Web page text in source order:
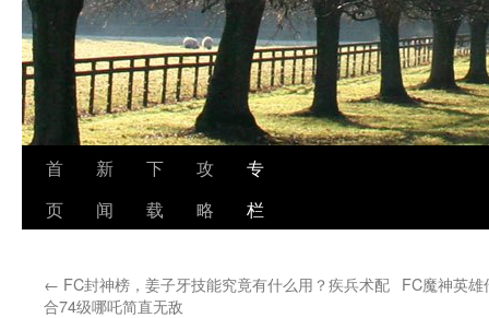
首
页
新
闻
下
载
攻
略
专
栏
← FC封神榜，姜子牙技能究竟有什么用？疾兵术配
合74级哪吒简直无敌
FC魔神英